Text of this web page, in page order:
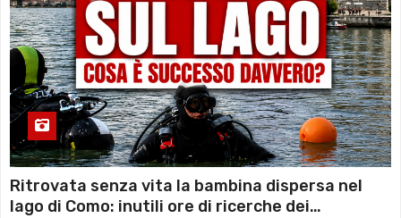
Ritrovata senza vita la bambina dispersa nel
lago di Como: inutili ore di ricerche dei